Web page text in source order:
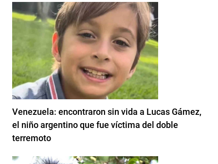
Venezuela: encontraron sin vida a Lucas Gámez,
el niño argentino que fue víctima del doble
terremoto